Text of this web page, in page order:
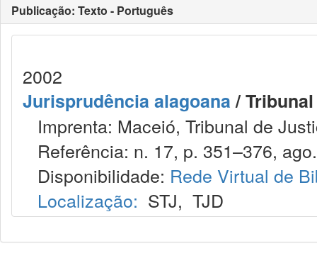
Publicação: Texto - Português
2002
Jurisprudência alagoana/
Imprenta: Maceió, Tribunal de
Referência: n. 17, p. 351–376,
Disponibilidade: Rede Virtual de
Localização: STJ, TJD